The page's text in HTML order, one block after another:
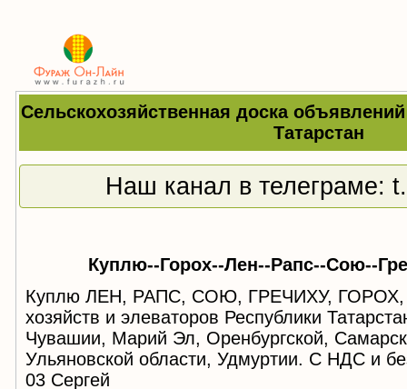
Сельскохозяйственная доска
Татарстан
Наш канал в телеграме:
Куплю--Горох--Лен--Рапс--Сою--
Куплю ЛЕН, РАПС, СОЮ, ГРЕЧИХУ,
хозяйств и элеваторов Республики
Чувашии, Марий Эл, Оренбургской,
Ульяновской области, Удмуртии. С НДС и
03 Сергей